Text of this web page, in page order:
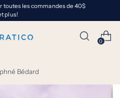
0
toutes les commandes de 40$
plus!
Bédard